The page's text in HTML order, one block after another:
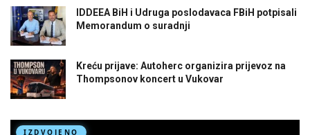
IDDEEA BiH i Udruga poslodavaca FBiH potpisali
Memorandum o suradnji
Kreću prijave: Autoherc organizira prijevoz na
Thompsonov koncert u Vukovar